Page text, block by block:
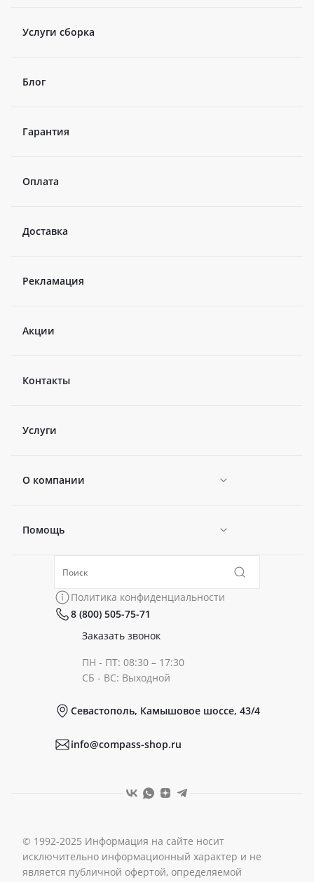
Услуги сборка
Блог
Гарантия
Оплата
Доставка
Рекламация
Акции
Контакты
Услуги
О компании
Новости
Политика конфиденциальности
Помощь
Коллекции
Политика конфиденциальности
8 (800) 505-75-71
Заказать звонок
ПН - ПТ: 08:30 – 17:30
СБ - ВС: Выходной
Севастополь, Камышовое шоссе, 43/4
info@compass-shop.ru
© 1992-2025 Информация на сайте носит
исключительно информационный характер и не
является публичной офертой, определяемой